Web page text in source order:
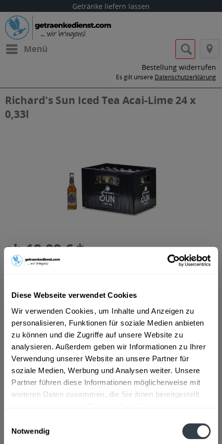
Diese Webseite verwendet Cookies
Wir verwenden Cookies, um Inhalte und Anzeigen zu
personalisieren, Funktionen für soziale Medien anbieten
zu können und die Zugriffe auf unsere Website zu
analysieren. Außerdem geben wir Informationen zu Ihrer
Verwendung unserer Website an unsere Partner für
soziale Medien, Werbung und Analysen weiter. Unsere
Partner führen diese Informationen möglicherweise mit
weiteren Daten zusammen, die Sie ihnen bereitgestellt
Notwendig
Getränke liefern lassen
Menü
Bestellung widerrufen
Es gilt unsere Datenschutzerklärung
Richard's Sun Iced Tea Acai-Lime 24 x
0,33l
ab 18,99 € *
Inhalt:7.92 Liter (2,40 € * / 1 Liter)
MEHRWEG
+3,42 € Pfand
In denWarenkorb
Artikel-Nr.:
14369
Verfügbar in:
Beschreibung
Zutaten und Allergene